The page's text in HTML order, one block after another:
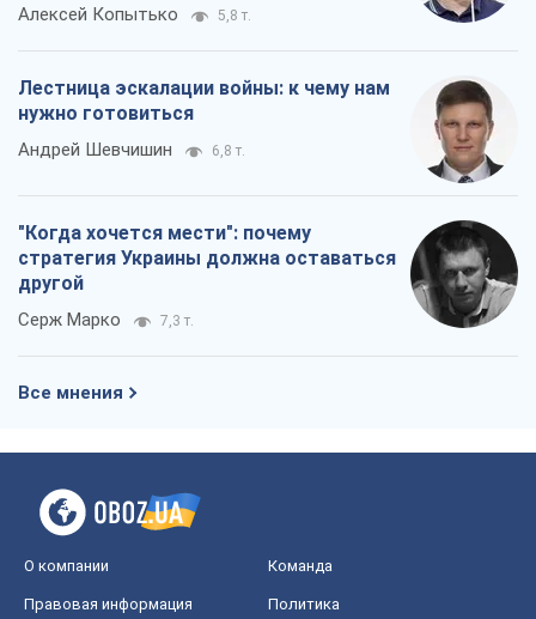
Алексей Копытько 5,8 т.
Лестница эскалации войны: к чему нам
нужно готовиться
Андрей Шевчишин 6,8 т.
"Когда хочется мести": почему
стратегия Украины должна оставаться
другой
Серж Марко 7,3 т.
Все мнения
О компании Команда
Правовая информация
Политика